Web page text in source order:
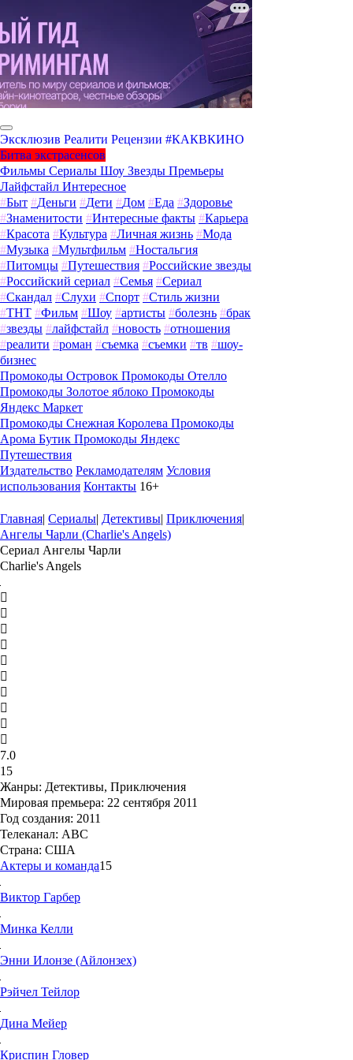
Эксклюзив Реалити Рецензии #КАКВКИНО
Битва экстрасенсов
Фильмы Сериалы Шоу Звезды Премьеры
Лайфстайл Интересное
#Быт #Деньги #Дети #Дом #Еда #Здоровье
#Знаменитости #Интересные факты #Карьера
#Красота #Культура #Личная жизнь #Мода
#Музыка #Мультфильм #Ностальгия
#Питомцы #Путешествия #Российские звезды
#Российский сериал #Семья #Сериал
#Скандал #Слухи #Спорт #Стиль жизни
#ТНТ #Фильм #Шоу #артисты #болезнь #брак
#звезды #лайфстайл #новость #отношения
#реалити #роман #съемка #съемки #тв #шоу-
бизнес
Промокоды Островок Промокоды Отелло
Промокоды Золотое яблоко Промокоды
Яндекс Маркет
Промокоды Снежная Королева Промокоды
Арома Бутик Промокоды Яндекс
Путешествия
Издательство Рекламодателям Условия
использования Контакты 16+
Главная| Сериалы| Детективы| Приключения|
Ангелы Чарли (Charlie's Angels)
Сериал Ангелы Чарли
Charlie's Angels
7.0
15
Жанры: Детективы, Приключения
Мировая премьера: 22 сентября 2011
Год создания: 2011
Телеканал: ABC
Страна: США
Актеры и команда15
Виктор Гарбер
Минка Келли
Энни Илонзе (Айлонзех)
Рэйчел Тейлор
Дина Мейер
Криспин Гловер